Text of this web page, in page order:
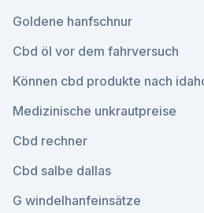
Goldene hanfschnur
Cbd öl vor dem fahrversuch
Können cbd produkte nach
Medizinische unkrautpreise
Cbd rechner
Cbd salbe dallas
G windelhanfeinsätze